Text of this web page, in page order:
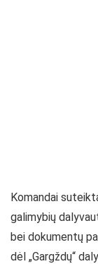
Komandai
galimybių
bei dokumentų
dėl „Gargždų“